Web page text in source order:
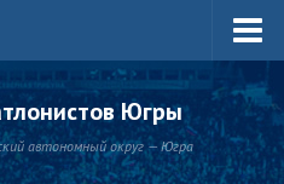
Югры
автономный округ — Югра